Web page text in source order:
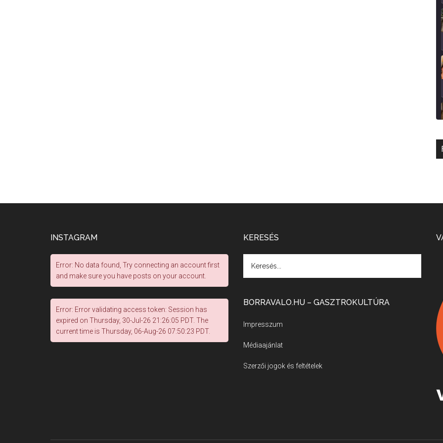
INSTAGRAM
Error: No data found, Try connecting an account first
and make sure you have posts on your account.
Error: Error validating access token: Session has
expired on Thursday, 30-Jul-26 21:26:05 PDT. The
current time is Thursday, 06-Aug-26 07:50:23 PDT.
KERESÉS
BORRAVALO.HU – GASZTROKULTÚRA
Impresszum
Médiaajánlat
Szerzői jogok és feltételek